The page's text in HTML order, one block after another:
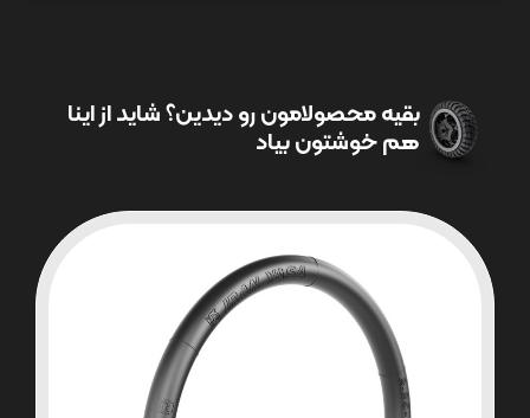
بقیه محصولامون رو دیدین؟ شاید از اینا
هم خوشتون بیاد